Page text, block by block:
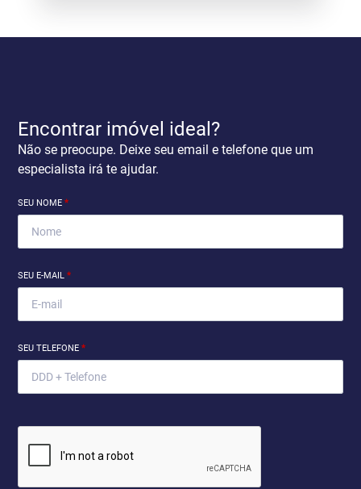
Encontrar imóvel ideal?
Não se preocupe. Deixe seu email e telefone que um
especialista irá te ajudar.
SEU NOME*
SEU E-MAIL*
SEU TELEFONE*